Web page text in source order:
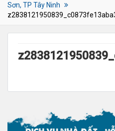
Sơn, TP Tây Ninh